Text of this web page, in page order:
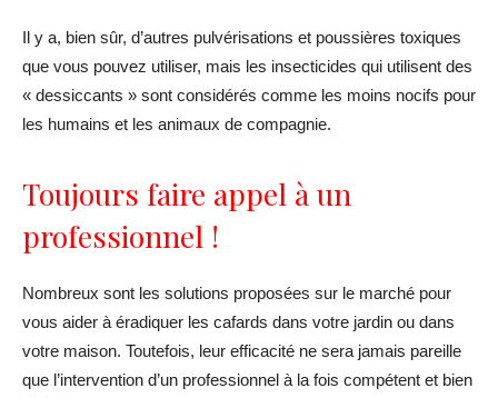
Il y a, bien sûr, d’autres pulvérisations et poussières toxiques
que vous pouvez utiliser, mais les insecticides qui utilisent des
« dessiccants » sont considérés comme les moins nocifs pour
les humains et les animaux de compagnie.
Toujours faire appel à un
professionnel !
Nombreux sont les solutions proposées sur le marché pour
vous aider à éradiquer les cafards dans votre jardin ou dans
votre maison. Toutefois, leur efficacité ne sera jamais pareille
que l’intervention d’un professionnel à la fois compétent et bien